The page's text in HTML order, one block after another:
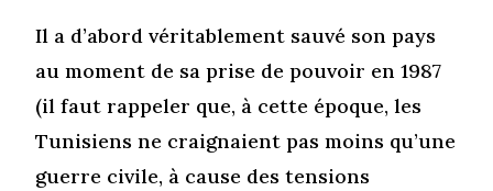
Il a d’abord véritablement sauvé son pays
au moment de sa prise de pouvoir en 1987
(il faut rappeler que, à cette époque, les
Tunisiens ne craignaient pas moins qu’une
guerre civile, à cause des tensions